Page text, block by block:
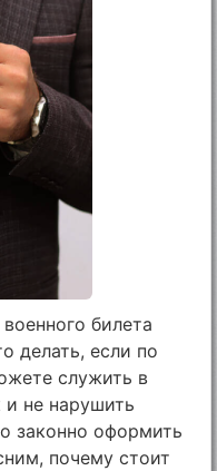
билета
делать, если по
служить в
не нарушить
законно оформить
почему стоит